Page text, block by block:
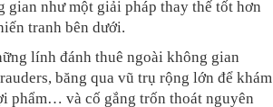
gian như một giải pháp thay thế tốt hơn
tranh bên dưới.
lính đánh thuê ngoài không gian
băng qua vũ trụ rộng lớn để khám
phẩm… và cố gắng trốn thoát nguyên